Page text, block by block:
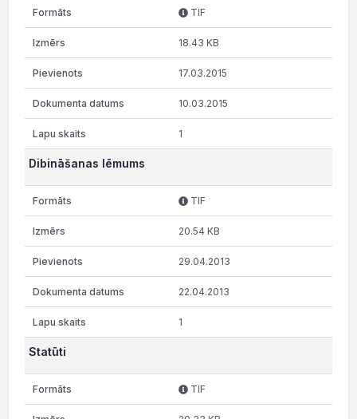
TIF
18.43 KB
17.03.2015
10.03.2015
1
Dibināšanas lēmums
TIF
20.54 KB
29.04.2013
22.04.2013
1
Statūti
TIF